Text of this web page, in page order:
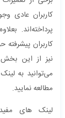
کاربران عادی
پرداخته‌اند.
کاربران
نیز از این بخش
می‌توانید به
مطالعه نمایید.
لینک های